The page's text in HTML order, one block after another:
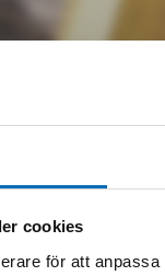
cookies
för att